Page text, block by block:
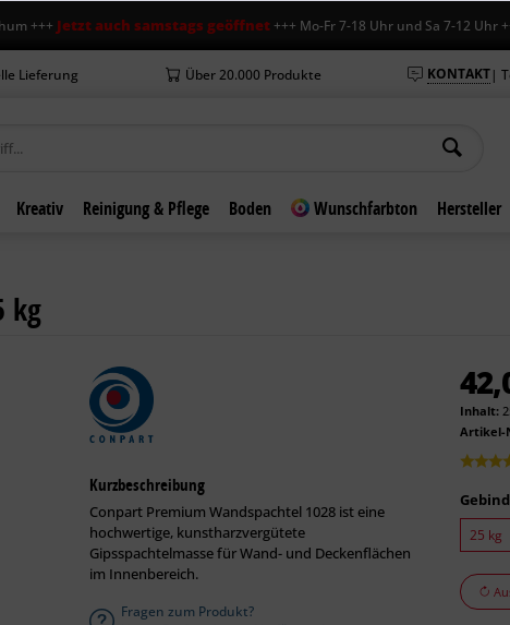
Jetzt auch samstags geöffnet+++ Mo-Fr 7-18 Uhr und Sa 7-12 Uhr +++
Lieferung Über 20.000 Produkte KONTAKT|
Kreativ Reinigung & Pflege Boden Wunschfarbton Hersteller
kg
Kurzbeschreibung
Conpart Premium Wandspachtel 1028 ist eine
hochwertige, kunstharzvergütete
Gipsspachtelmasse für Wand- und Deckenflächen
im Innenbereich.
Fragen zum Produkt?
Inhalt:
Artikel-
25 kg